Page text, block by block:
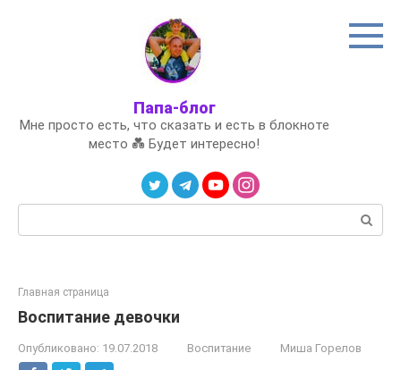
Папа-блог
Мне просто есть, что сказать и есть в блокноте
место 💑 Будет интересно!
Главная страница
Воспитание девочки
Опубликовано: 19.07.2018 Воспитание Миша Горелов